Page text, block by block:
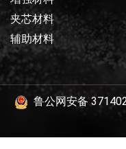
夹芯材料
辅助材料
鲁公网安备